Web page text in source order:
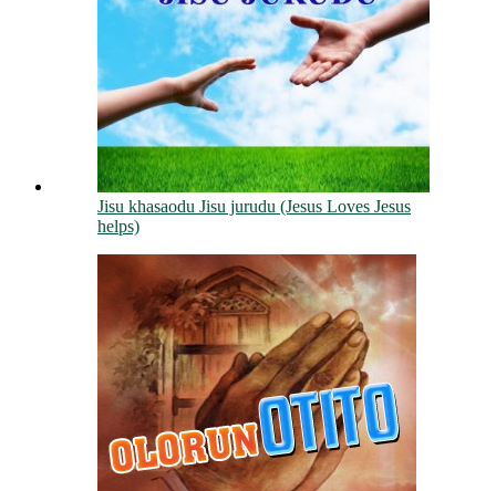
Jisu khasaodu Jisu jurudu (Jesus Loves Jesus
helps)